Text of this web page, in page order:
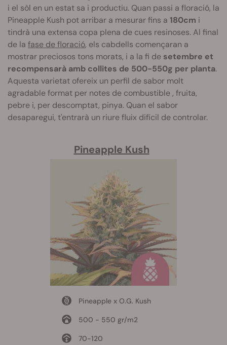
i el sòl en un estat sa i productiu. Quan passi a floració, la
Pineapple Kush pot arribar a mesurar fins a 180cm i
tindrà una extensa copa plena de cues resinoses. Al final
de la fase de floració, els cabdells començaran a
mostrar preciosos tons morats, i a la fi de setembre et
recompensarà amb collites de 500-550g per planta.
Aquesta varietat ofereix un perfil de sabor molt
agradable format per notes de combustible , fruita,
pebre i, per descomptat, pinya. Quan el sabor
desaparegui, t'entrarà un riure fluix difícil de controlar.
Pineapple Kush
Pineapple x O.G. Kush
500 - 550 gr/m2
70-120